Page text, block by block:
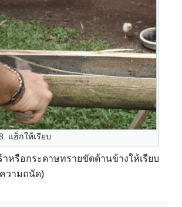
แฮ็กให้เรียบ
หรือกระดาษทรายขัดด้านข้างให้เรียบ
วามถนัด)